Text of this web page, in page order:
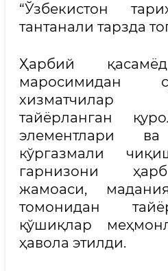
“Ўзбекистон
тантанали тарзда
Ҳарбий
маросимидан
тайёрланган
элементлари
кўргазмали
гарнизони
жамоаси,
томонидан
қўшиқлар
ҳавола этилди.